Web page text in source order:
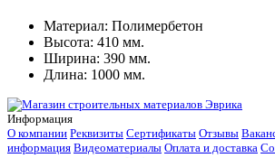
Материал: Полимербетон
Высота: 410 мм.
Ширина: 390 мм.
Длина: 1000 мм.
Информация
О компании Реквизиты Сертификаты Отзывы
информация Видеоматериалы Оплата и доставка